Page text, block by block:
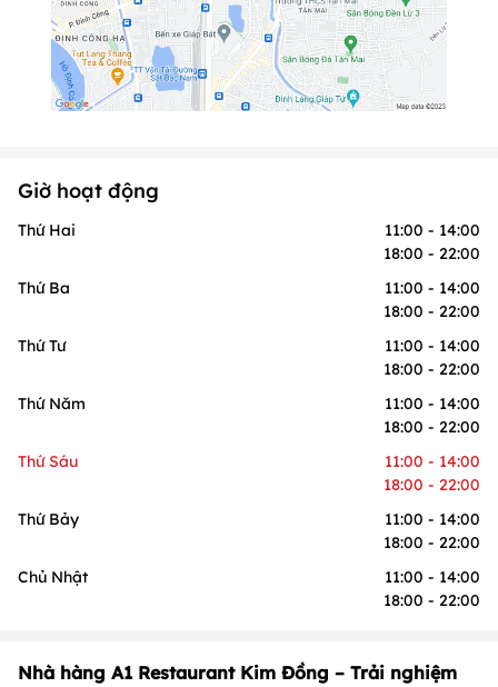
Giờ hoạt động
Thứ Hai
11:00 - 14:00
18:00 - 22:00
Thứ Ba
11:00 - 14:00
18:00 - 22:00
Thứ Tư
11:00 - 14:00
18:00 - 22:00
Thứ Năm
11:00 - 14:00
18:00 - 22:00
Thứ Sáu
11:00 - 14:00
18:00 - 22:00
Thứ Bảy
11:00 - 14:00
18:00 - 22:00
Chủ Nhật
11:00 - 14:00
18:00 - 22:00
Nhà hàng A1 Restaurant Kim Đồng – Trải nghiệm